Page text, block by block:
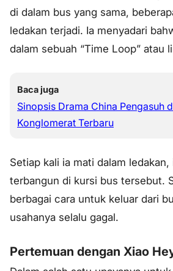
di dalam bus yang sama,
ledakan terjadi. Ia menyadari
dalam sebuah “Time Loop” atau
Baca juga
Sinopsis Drama China Pengasuh
Konglomerat Terbaru
Setiap kali ia mati dalam ledakan,
terbangun di kursi bus tersebut.
berbagai cara untuk keluar dari
usahanya selalu gagal.
Pertemuan dengan Xiao